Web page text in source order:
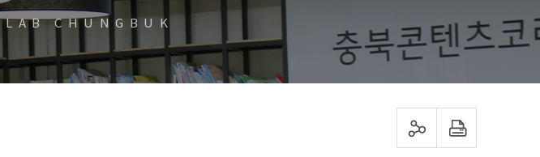
CHUNGBUK
sns 공유하기 프린트하기